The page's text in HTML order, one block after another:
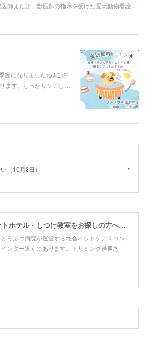
師または、獣医師の指示を受けた愛玩動物看護…
節になりましたね♪この
ます。しっかりケアし…
（10月3日）
Pet Care Salon RAPPORT｜習志野市でトリミングサロン・ペットホテル・しつけ教室をお探しの方へ｜幕張ICから車で5分
うぶつ病院が運営する総合ペットケアサロン
ンター近くにあります。トリミング送迎あ